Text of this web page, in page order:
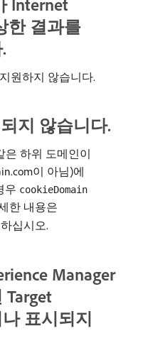
Internet
한 결과를
원하지 않습니다.
지 않습니다.
은 하위 도메인이
이 아님)에
우 cookieDomain
한 내용은
십시오.
Manager
표시되지